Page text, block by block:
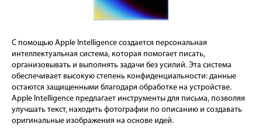
С помощью Apple Intelligence создается персональная
интеллектуальная система, которая помогает писать,
организовывать и выполнять задачи без усилий. Эта система
обеспечивает высокую степень конфиденциальности: данные
остаются защищенными благодаря обработке на устройстве.
Apple Intelligence предлагает инструменты для письма, позволяя
улучшать текст, находить фотографии по описанию и создавать
оригинальные изображения на основе идей.